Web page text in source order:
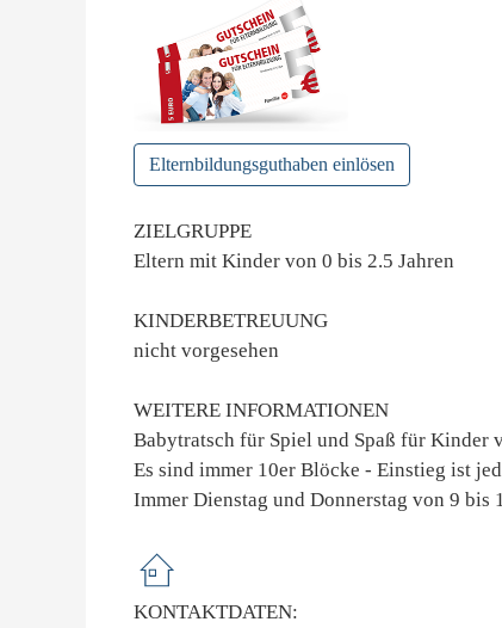
Elternbildungsguthaben einlösen
ZIELGRUPPE
Eltern mit Kinder von 0 bis 2.5 Jahren
KINDERBETREUUNG
nicht vorgesehen
WEITERE INFORMATIONEN
Babytratsch für Spiel und Spaß für Kinder
Es sind immer 10er Blöcke - Einstieg ist
Immer Dienstag und Donnerstag von 9 bis
KONTAKTDATEN: